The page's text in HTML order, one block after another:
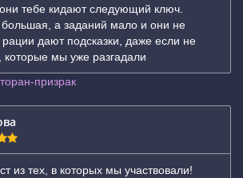
тебе кидают следующий ключ.
а заданий мало и они не
дают подсказки, даже если не
мы уже разгадали
призрак
из тех, в которых мы участвовали!